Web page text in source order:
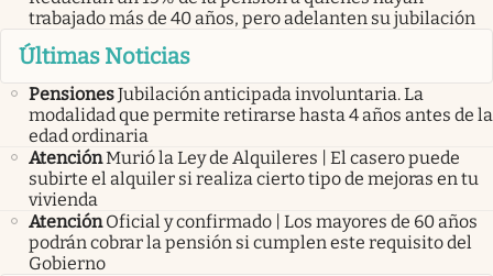
trabajado más de 40 años, pero adelanten su jubilación
Últimas Noticias
PensionesJubilación anticipada involuntaria. La
modalidad que permite retirarse hasta 4 años antes de la
edad ordinaria
AtenciónMurió la Ley de Alquileres | El casero puede
subirte el alquiler si realiza cierto tipo de mejoras en tu
vivienda
Atención Oficial y confirmado | Los mayores de 60 años
podrán cobrar la pensión si cumplen este requisito del
Gobierno